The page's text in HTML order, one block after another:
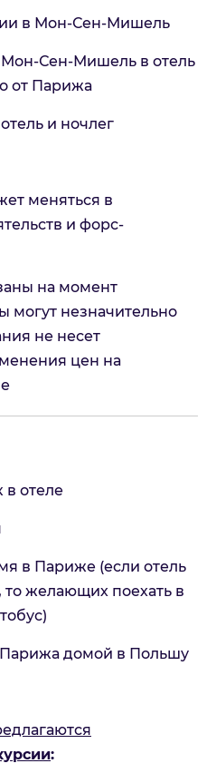
в Мон-Сен-Мишель
Сен-Мишель в отель
от Парижа
и ночлег
меняться в
и форс-
на момент
могут незначительно
не несет
цен на
в отеле
в Париже (если отель
то желающих поехать в
домой в Польшу
: